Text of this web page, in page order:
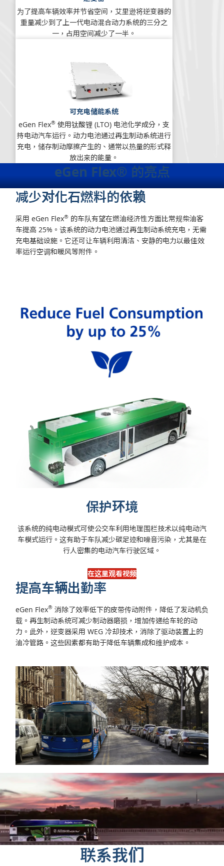
为了提高车辆效率并节省空间，艾里逊将逆变器的
重量减少到了上一代电动混合动力系统的三分之
一，占用空间减少了一半。
可充电储能系统
eGen Flex® 使用钛酸锂 (LTO) 电池化学成分，支
持电动汽车运行。动力电池通过再生制动系统进行
充电，储存制动摩擦产生的、通常以热量的形式释
放出来的能量。
eGen Flex® 的亮点
减少对化石燃料的依赖
采用 eGen Flex® 的车队有望在燃油经济性方面比常规柴油客
车提高 25%。该系统的动力电池通过再生制动系统充电，无需
充电基础设施。它还可让车辆利用清洁、安静的电力以最佳效
率运行空调和暖风等附件。
保护环境
该系统的纯电动模式可使公交车利用地理围栏技术以纯电动汽
车模式运行。这有助于车队减少碳足迹和噪音污染，尤其是在
行人密集的电动汽车行驶区域。
在这里观看视频
提高车辆出勤率
eGen Flex® 消除了效率低下的皮带传动附件，降低了发动机负
载。再生制动系统可减少制动器磨损，增加传递给车轮的动
力。此外，逆变器采用 WEG 冷却技术，消除了驱动装置上的
油冷管路。这些因素都有助于降低车辆集成和维护成本。
联系我们